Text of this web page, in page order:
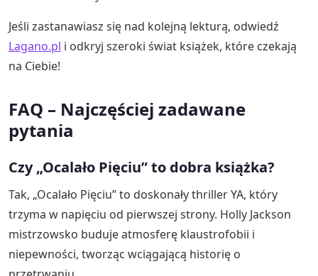
Jeśli zastanawiasz się nad kolejną lekturą, odwiedź
Lagano.pl i odkryj szeroki świat książek, które czekają
na Ciebie!
FAQ – Najczęściej zadawane
pytania
Czy „Ocalało Pięciu” to dobra książka?
Tak, „Ocalało Pięciu” to doskonały thriller YA, który
trzyma w napięciu od pierwszej strony. Holly Jackson
mistrzowsko buduje atmosferę klaustrofobii i
niepewności, tworząc wciągającą historię o